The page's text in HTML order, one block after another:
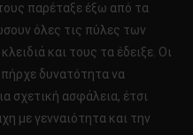
παρέταξε έξω από τα
όλες τις πύλες των
και τους τα έδειξε. Οι
δυνατότητα να
σχετική ασφάλεια, έτσι
με γενναιότητα και την